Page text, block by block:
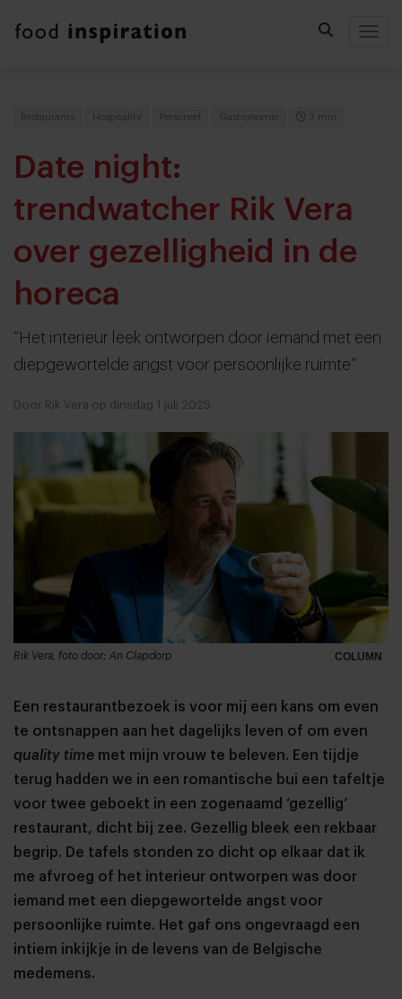
Restaurants Hospitality Personeel Gastronomie 3 min
Date night:
trendwatcher Rik Vera
over gezelligheid in de
horeca
“Het interieur leek ontworpen door iemand met een
diepgewortelde angst voor persoonlijke ruimte”
Door Rik Vera op dinsdag 1 juli 2025
COLUMN
Rik Vera, foto door: An Clapdorp
Een restaurantbezoek is voor mij een kans om even
te ontsnappen aan het dagelijks leven of om even
quality time met mijn vrouw te beleven. Een tijdje
terug hadden we in een romantische bui een tafeltje
voor twee geboekt in een zogenaamd ‘gezellig’
restaurant, dicht bij zee. Gezellig bleek een rekbaar
begrip. De tafels stonden zo dicht op elkaar dat ik
me afvroeg of het interieur ontworpen was door
iemand met een diepgewortelde angst voor
persoonlijke ruimte. Het gaf ons ongevraagd een
intiem inkijkje in de levens van de Belgische
medemens.